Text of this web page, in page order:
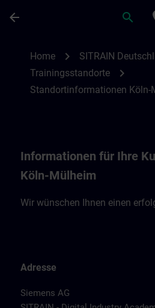
arrow_back search
Home chevron_right SITRAIN
Trainingsstandorte chevron_right
Standortinformationen Köln-
Informationen für Ihre
Köln-Mülheim
Wir wünschen Ihnen einen
Adresse
Siemens AG